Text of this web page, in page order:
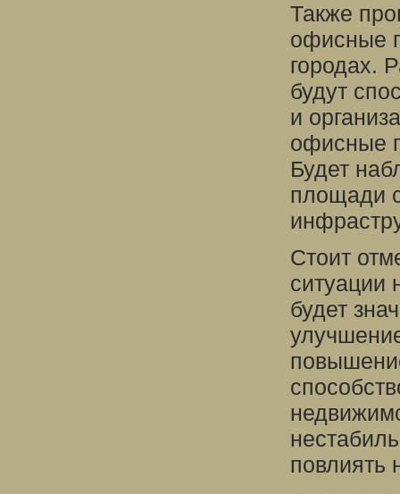
Также
офисные
городах.
будут
и
офисные
Будет
площади
Стоит
ситуации
будет
повлиять